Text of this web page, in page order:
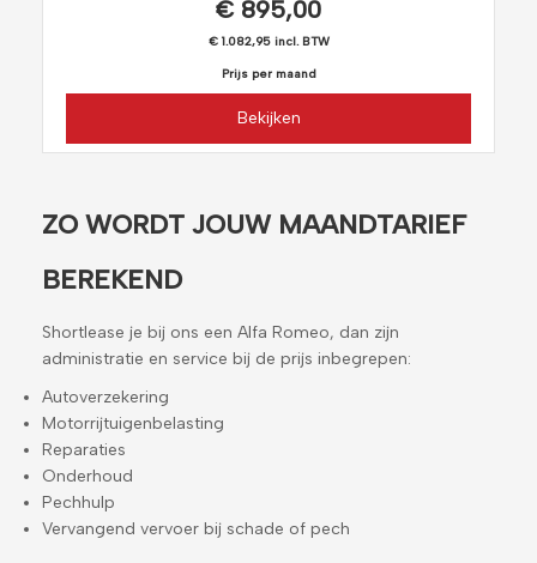
€ 895,00
€ 1.082,95 incl. BTW
Prijs per maand
Bekijken
ZO WORDT JOUW MAANDTARIEF
BEREKEND
Shortlease je bij ons een Alfa Romeo, dan zijn
administratie en service bij de prijs inbegrepen:
Autoverzekering
Motorrijtuigenbelasting
Reparaties
Onderhoud
Pechhulp
Vervangend vervoer bij schade of pech